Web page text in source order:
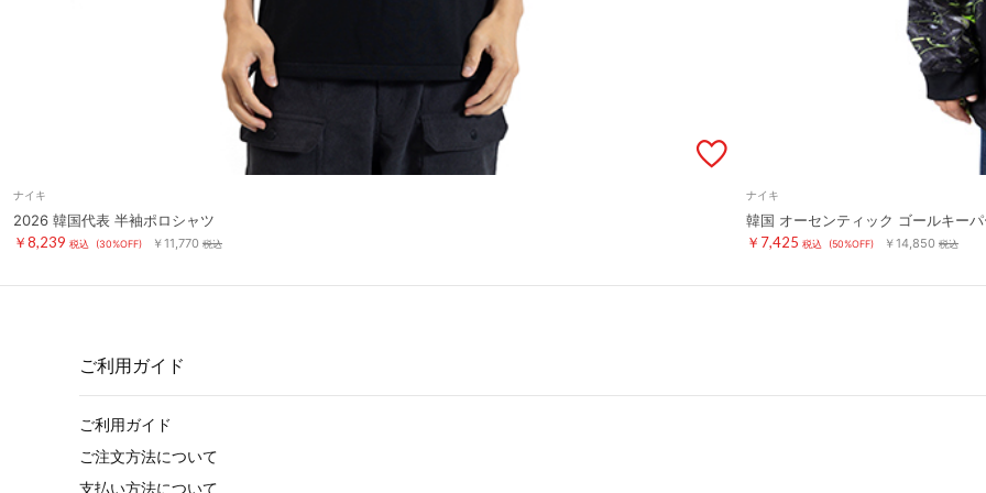
ナイキ
2026 韓国代表 半袖ポロシャツ
￥8,239 税込 (30%OFF) ￥11,770 税込
ナイキ
韓国 オーセンティック ゴールキー
￥7,425 税込 (50%OFF) ￥14,850 税込
ご利用ガイド
ご利用ガイド
ご注文方法について
支払い方法について